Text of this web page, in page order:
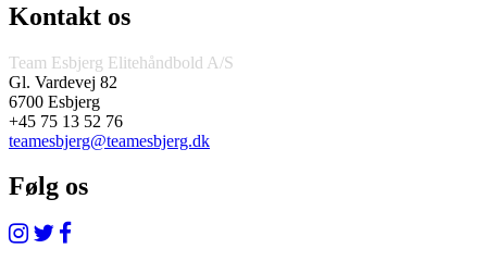
Kontakt os
Team Esbjerg Elitehåndbold A/S
Gl. Vardevej 82
6700 Esbjerg
+45 75 13 52 76
teamesbjerg@teamesbjerg.dk
Følg os